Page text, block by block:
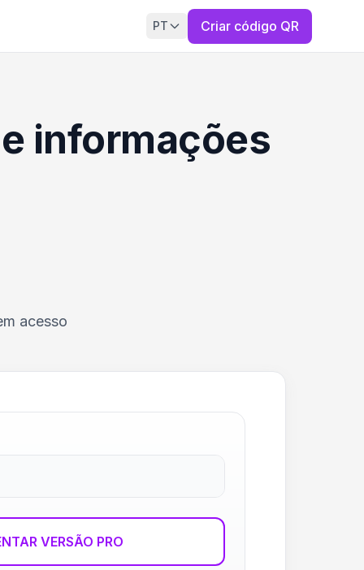
PT Criar código QR
informações
acesso
VERSÃO PRO